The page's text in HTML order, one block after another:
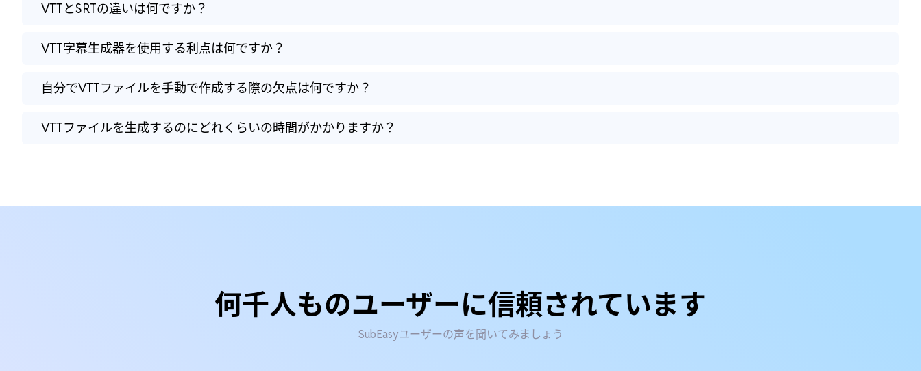
VTTとSRTの違いは何ですか？
VTT字幕生成器を使用する利点は何ですか？
自分でVTTファイルを手動で作成する際の欠点は何ですか？
VTTファイルを生成するのにどれくらいの時間がかかりますか？
何千人ものユーザーに信頼されています
SubEasyユーザーの声を聞いてみましょう